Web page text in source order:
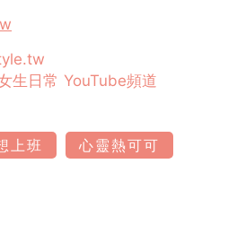
生日常 YouTube頻道
上班
心靈熱可可